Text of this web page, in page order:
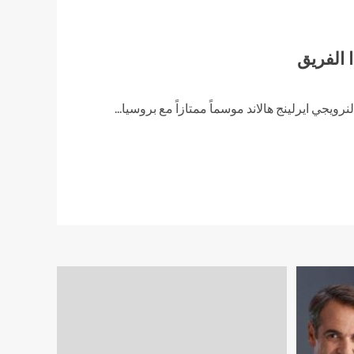
الفريق
ايرلينج هالاند موسماً ممتازاً مع بروسيا...